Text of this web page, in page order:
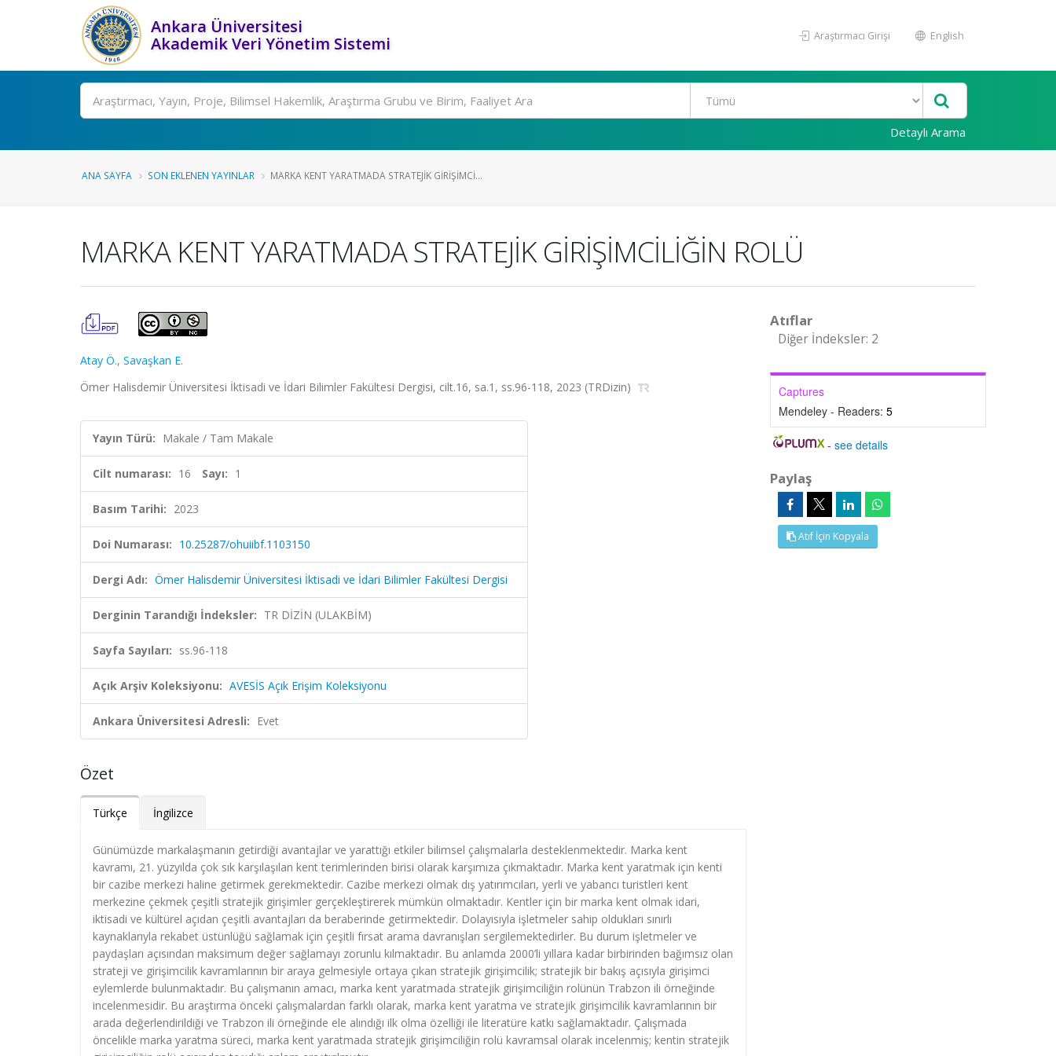
Ankara Üniversitesi
Akademik Veri Yönetim Sistemi
Araştırmacı Girişi English
Ara
Detaylı Arama
ANA SAYFA SON EKLENEN YAYINLAR MARKA KENT YARATMADA STRATEJİK GİRİŞİMCİ...
MARKA KENT YARATMADA STRATEJİK GİRİŞİMCİLİĞİN ROLÜ
Atay Ö., Savaşkan E.
Ömer Halisdemir Üniversitesi İktisadi ve İdari Bilimler Fakültesi Dergisi, cilt.16, sa.1, ss.96-118, 2023 (TRDizin)
Yayın Türü: Makale / Tam Makale
Cilt numarası: 16 Sayı: 1
Basım Tarihi: 2023
Doi Numarası: 10.25287/ohuiibf.1103150
Dergi Adı: Ömer Halisdemir Üniversitesi İktisadi ve İdari Bilimler Fakültesi Dergisi
Derginin Tarandığı İndeksler: TR DİZİN (ULAKBİM)
Sayfa Sayıları: ss.96-118
Açık Arşiv Koleksiyonu: AVESİS Açık Erişim Koleksiyonu
Ankara Üniversitesi Adresli: Evet
Özet
Türkçe İngilizce
Günümüzde markalaşmanın getirdiği avantajlar ve yarattığı etkiler bilimsel çalışmalarla desteklenmektedir. Marka kent
kavramı, 21. yüzyılda çok sık karşılaşılan kent terimlerinden birisi olarak karşımıza çıkmaktadır. Marka kent yaratmak için kenti
bir cazibe merkezi haline getirmek gerekmektedir. Cazibe merkezi olmak dış yatırımcıları, yerli ve yabancı turistleri kent
merkezine çekmek çeşitli stratejik girişimler gerçekleştirerek mümkün olmaktadır. Kentler için bir marka kent olmak idari,
iktisadi ve kültürel açıdan çeşitli avantajları da beraberinde getirmektedir. Dolayısıyla işletmeler sahip oldukları sınırlı
kaynaklarıyla rekabet üstünlüğü sağlamak için çeşitli fırsat arama davranışları sergilemektedirler. Bu durum işletmeler ve
paydaşları açısından maksimum değer sağlamayı zorunlu kılmaktadır. Bu anlamda 2000’li yıllara kadar birbirinden bağımsız olan
strateji ve girişimcilik kavramlarının bir araya gelmesiyle ortaya çıkan stratejik girişimcilik; stratejik bir bakış açısıyla girişimci
eylemlerde bulunmaktadır. Bu çalışmanın amacı, marka kent yaratmada stratejik girişimciliğin rolünün Trabzon ili örneğinde
incelenmesidir. Bu araştırma önceki çalışmalardan farklı olarak, marka kent yaratma ve stratejik girişimcilik kavramlarının bir
arada değerlendirildiği ve Trabzon ili örneğinde ele alındığı ilk olma özelliği ile literatüre katkı sağlamaktadır. Çalışmada
öncelikle marka yaratma süreci, marka kent yaratmada stratejik girişimciliğin rolü kavramsal olarak incelenmiş; kentin stratejik
Atıflar
Diğer İndeksler: 2
Captures
Mendeley - Readers: 5
-see details
Paylaş
Atıf İçin Kopyala